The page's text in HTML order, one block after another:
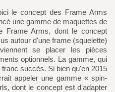
une gamme de maquettes de
Frame Arms, dont le concept
autour d'une frame (squelette)
se placer les pièces
optionnels. La gamme, qui
succès. Si bien qu'en 2015
appeler une gamme « spin-
dont le concept est d'adapter